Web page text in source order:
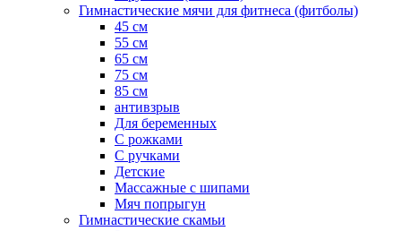
Гимнастические мячи для фитнеса (фитболы)
45 см
55 см
65 см
75 см
85 см
антивзрыв
Для беременных
С рожками
С ручками
Детские
Массажные с шипами
Мяч попрыгун
Гимнастические скамьи